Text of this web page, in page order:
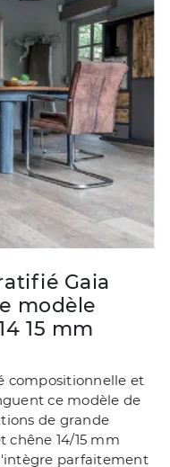
Gaia
modèle
15 mm
compositionnelle et
ce modèle de
de grande
14/15 mm
parfaitement